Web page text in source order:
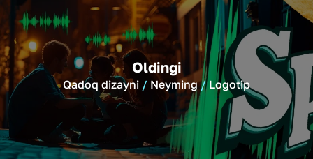
Oldingi
Qadoq dizayni Neyming Logotip